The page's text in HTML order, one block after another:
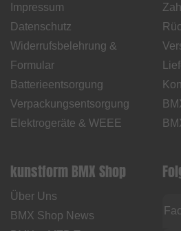
Impressum
Datenschutz
Widerrufsbelehrung &
Formular
Batterieentsorgung
Verpackungsentsorgung
Elektrogeräte & WEEE
kunstform BMX Shop
Über Uns
BMX Shop News